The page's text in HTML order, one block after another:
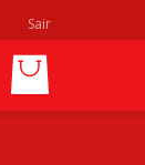
Sair